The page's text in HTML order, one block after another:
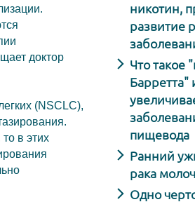
доктор
(NSCLC),
в этих
никотин,
развитие
Что такое
Барретта"
пищевода
Ранний
рака
Одно